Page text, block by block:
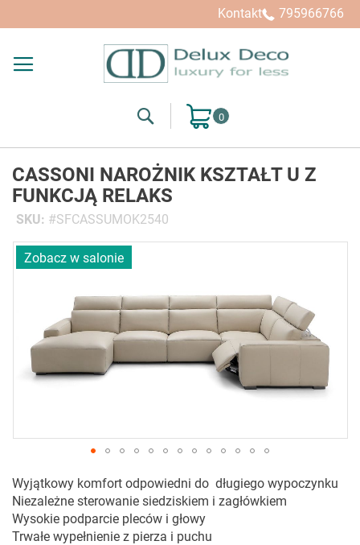
Kontakt 795966766
SearchMój koszyk
CASSONI NAROŻNIK KSZTAŁT U Z
FUNKCJĄ RELAKS
SKU
SFCASSUMOK2540
Przejdź
na
na
początek
galerii
Zobacz w salonie
Wyjątkowy komfort odpowiedni do długiego wypoczynku
Niezależne sterowanie siedziskiem i zagłówkiem
Wysokie podparcie pleców i głowy
Trwałe wypełnienie z pierza i puchu